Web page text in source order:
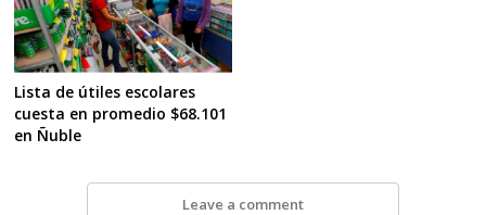
Lista de útiles escolares
cuesta en promedio $68.101
en Ñuble
Leave a comment